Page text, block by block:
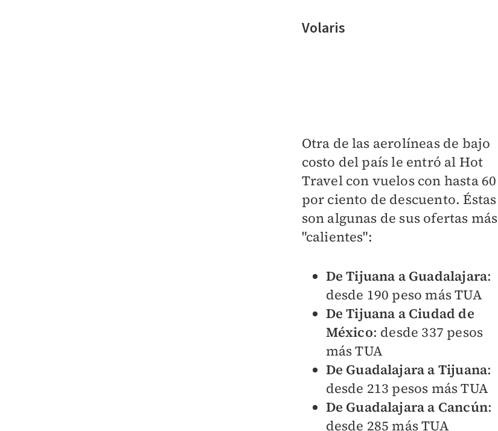
Volaris
Otra de las aerolíneas de bajo
costo del país le entró al Hot
Travel con vuelos con hasta 60
por ciento de descuento. Éstas
son algunas de sus ofertas más
"calientes":
De Tijuana a Guadalajara:
desde 190 peso más TUA
De Tijuana a Ciudad de
México: desde 337 pesos
más TUA
De Guadalajara a Tijuana:
desde 213 pesos más TUA
De Guadalajara a Cancún:
desde 285 más TUA